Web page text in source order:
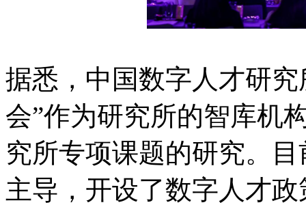
据悉，中国数字人才研
会”作为研究所的智库机
究所专项课题的研究。
主导，开设了数字人才